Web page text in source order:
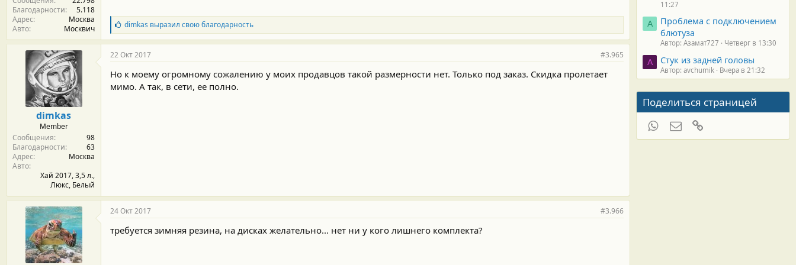
Благодарности
5.118
Адрес
Москва
Авто
Москвич
Б
л
а
г
о
д
а
р
dimkas выразил свою благодарность
dimkas
Member
Сообщения
98
Благодарности
63
Адрес
Москва
Авто
Хай 2017, 3,5 л.,
Люкс, Белый
22 Окт 2017 #3.965
Но к моему огромному сожалению у моих продавцов такой размерности нет. Только под заказ. Скидка пролетает
мимо. А так, в сети, ее полно.
24 Окт 2017 #3.966
требуется зимняя резина, на дисках желательно... нет ни у кого лишнего комплекта?
11:27
А
Проблема с подключением
блютуза
Автор: Азамат727 Четверг в 13:30
A Стук из задней головы
Автор: avchumik Вчера в 21:32
Поделиться страницей
WhatsAppЭлектронная почта